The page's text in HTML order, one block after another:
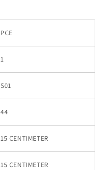
PCE
1
S01
44
15 CENTIMETER
15 CENTIMETER